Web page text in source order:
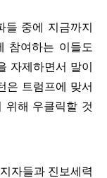
중에 지금까지
참여하는 이들도
자제하면서 말이
은 트럼프에 맞서
위해 우클릭할 것
자들과 진보세력